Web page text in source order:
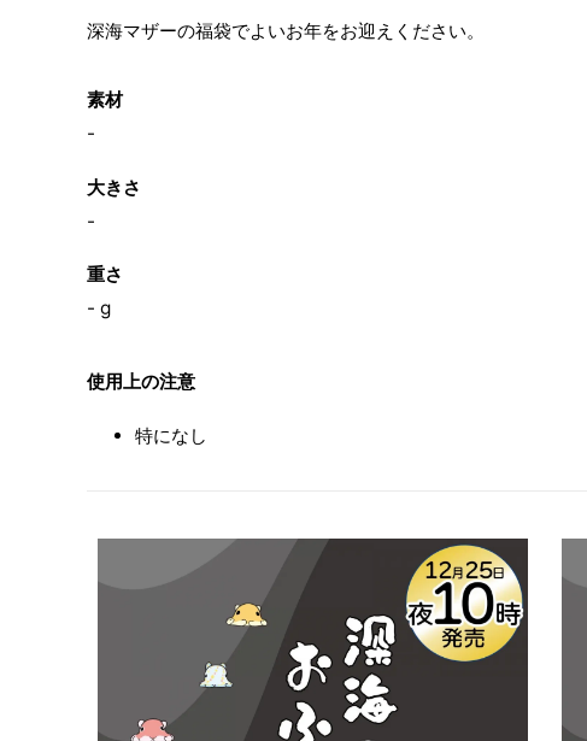
深海マザーの福袋でよいお年をお迎えください。
素材
-
大きさ
-
重さ
- g
使用上の注意
特になし